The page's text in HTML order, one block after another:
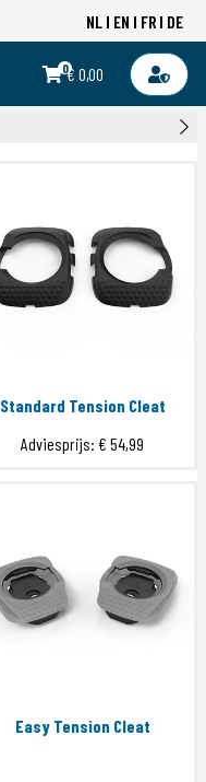
NL EN FR DE
0€ 0,00
Standard Tension Cleat
Adviesprijs: € 54,99
Easy Tension Cleat